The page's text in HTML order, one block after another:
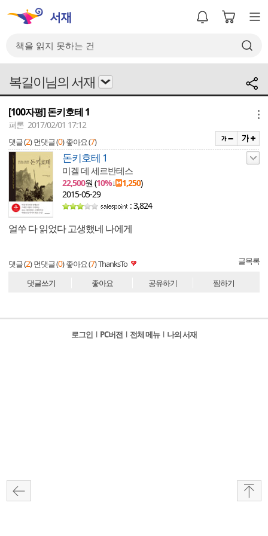
복길이님의 서재
[100자평] 돈키호테 1
퍼론 2017/02/01 17:12
댓글 (2) 먼댓글 (0) 좋아요 (7)
돈키호테 1
미겔 데 세르반테스
22,500원 (10%↓ 1,250)
2015-05-29
: 3,824
얼쑤 다 읽었다 고생했네 나에게
댓글 (2) 먼댓글 (0) 좋아요 (7)ThanksTo 글목록
댓글쓰기 좋아요 공유하기 찜하기
로그인 l PC버전 l 전체 메뉴 l 나의 서재